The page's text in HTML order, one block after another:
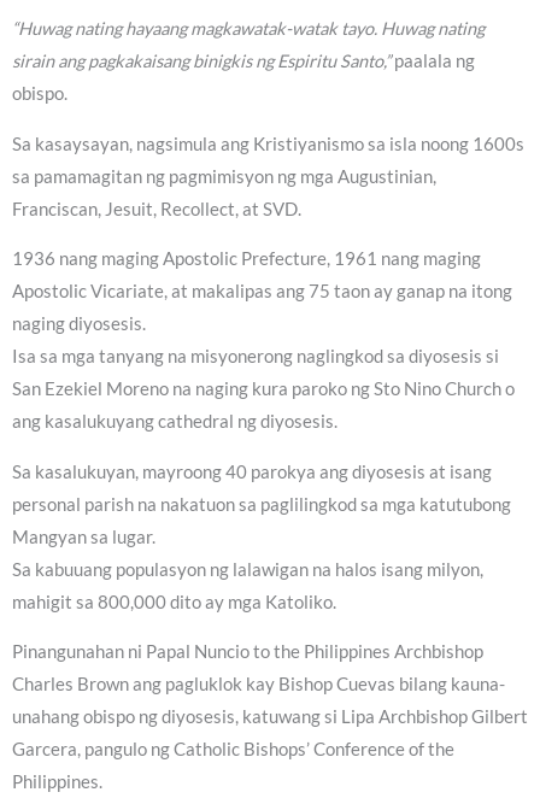
“Huwag nating hayaang magkawatak-watak tayo. Huwag nating
sirain ang pagkakaisang binigkis ng Espiritu Santo,”paalala ng
obispo.
Sa kasaysayan, nagsimula ang Kristiyanismo sa isla noong 1600s
sa pamamagitan ng pagmimisyon ng mga Augustinian,
Franciscan, Jesuit, Recollect, at SVD.
1936 nang maging Apostolic Prefecture, 1961 nang maging
Apostolic Vicariate, at makalipas ang 75 taon ay ganap na itong
naging diyosesis.
Isa sa mga tanyang na misyonerong naglingkod sa diyosesis si
San Ezekiel Moreno na naging kura paroko ng Sto Nino Church o
ang kasalukuyang cathedral ng diyosesis.
Sa kasalukuyan, mayroong 40 parokya ang diyosesis at isang
personal parish na nakatuon sa paglilingkod sa mga katutubong
Mangyan sa lugar.
Sa kabuuang populasyon ng lalawigan na halos isang milyon,
mahigit sa 800,000 dito ay mga Katoliko.
Pinangunahan ni Papal Nuncio to the Philippines Archbishop
Charles Brown ang pagluklok kay Bishop Cuevas bilang kauna-
unahang obispo ng diyosesis, katuwang si Lipa Archbishop Gilbert
Garcera, pangulo ng Catholic Bishops’ Conference of the
Philippines.